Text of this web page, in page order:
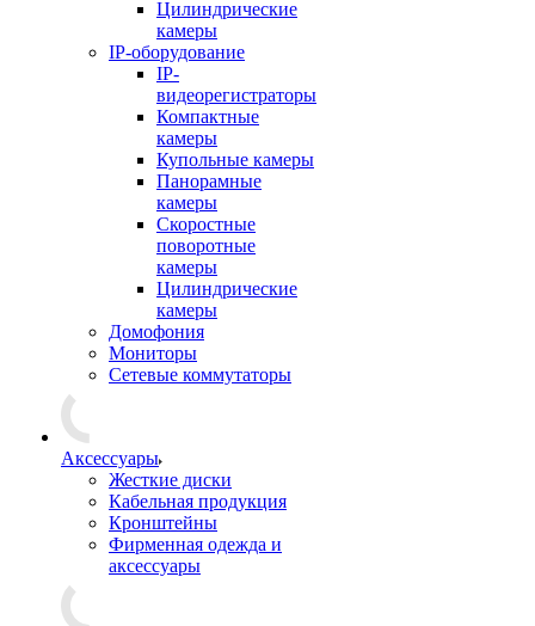
Цилиндрические
камеры
IP-оборудование
IP-
видеорегистраторы
Компактные
камеры
Купольные камеры
Панорамные
камеры
Скоростные
поворотные
камеры
Цилиндрические
камеры
Домофония
Мониторы
Сетевые коммутаторы
Аксессуары
Жесткие диски
Кабельная продукция
Кронштейны
Фирменная одежда и
аксессуары